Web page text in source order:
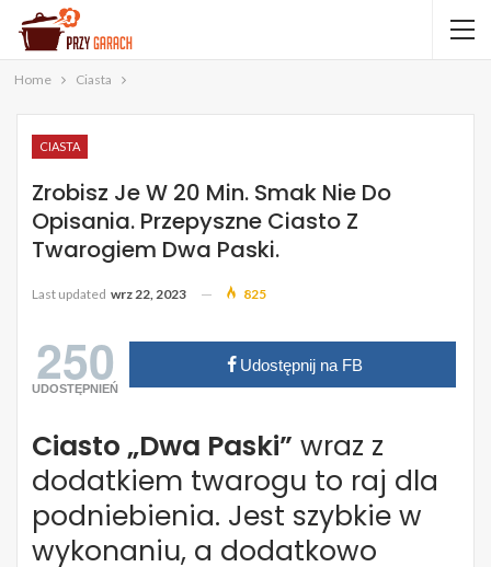
Home Ciasta
CIASTA
Zrobisz Je W 20 Min. Smak Nie Do
Opisania. Przepyszne Ciasto Z
Twarogiem Dwa Paski.
Last updated wrz 22, 2023 825
250
UDOSTĘPNIEŃ
Udostępnij na FB
Ciasto „Dwa Paski” wraz z
dodatkiem twarogu to raj dla
podniebienia. Jest szybkie w
wykonaniu, a dodatkowo